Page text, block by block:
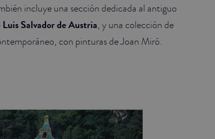
incluye una sección dedicada al antiguo
Salvador de Austria, y una colección de
con pinturas de Joan Miró.